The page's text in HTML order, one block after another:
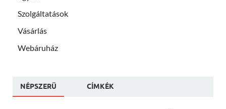
Szolgáltatások
Vásárlás
Webáruház
NÉPSZERÜ CÍMKÉK